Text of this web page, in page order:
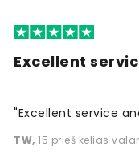
Excellent
"Excellent service
TW, 15 prieš kelias